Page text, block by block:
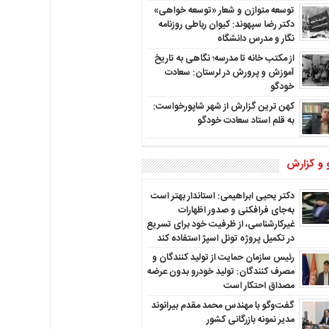
توسعه متوازن و شعار «توسعه خواهی»
دکتر رضا سپهوند: کیوان رباطی روزنامه
نگار و مدرس دانشگاه
از مکتب خانه تا مدرسه؛ نگاهی به تاریخ
آموزش و پرورش در لرستان: سعادت
خودگو
کهن ترین گزارش از شهر شاپورخواست:
به قلم استاد سعادت خودگو
و گزارش
دکتر یحیی ابراهیمی: استاندار بهتر است
به‌جای فرافکنی و صدور اظهارات
غیرکارشناسی، از ظرفیت خود برای تسریع
در تکمیل پروژه تونل اسپژ استفاده کند
رئیس سازمان حمایت از تولید کنندگان و
مصرف کنندگان: تولید خودرو بدون عرضه
مصداق احتکار است
گفت‌وگو با مهندس محمد مقدم بیرانوند
مدیر نمونه بازرگانی کشور